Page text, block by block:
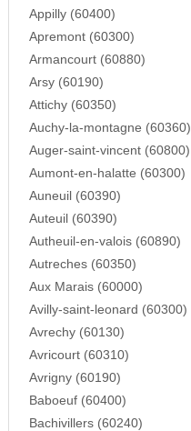
Appilly (60400)
Apremont (60300)
Armancourt (60880)
Arsy (60190)
Attichy (60350)
Auchy-la-montagne (60360)
Auger-saint-vincent (60800)
Aumont-en-halatte (60300)
Auneuil (60390)
Auteuil (60390)
Autheuil-en-valois (60890)
Autreches (60350)
Aux Marais (60000)
Avilly-saint-leonard (60300)
Avrechy (60130)
Avricourt (60310)
Avrigny (60190)
Baboeuf (60400)
Bachivillers (60240)